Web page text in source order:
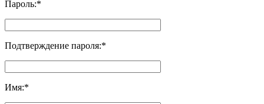
Пароль:*
Подтверждение пароля:*
Имя:*